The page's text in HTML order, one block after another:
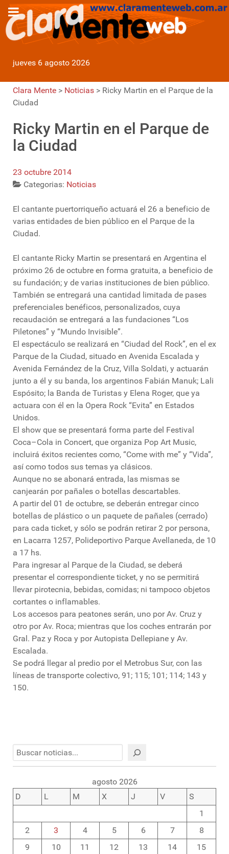
jueves 6 agosto 2026
Clara Mente > Noticias > Ricky Martin en el Parque de la
Ciudad
Ricky Martin en el Parque de
la Ciudad
23 octubre 2014
Categorias: Noticias
El cantante puertorriqueño actuará el 26 a beneficio de
varias entidades de bien público en el Parque de la
Ciudad.
El cantante Ricky Martin se presentará en Argentina el
próximo 26 de octubre en forma gratuita, a beneficio de
su fundación; y de varias instituciones de bien público.
También se entregará una cantidad limitada de pases
preferenciales benéficos, personalizados, cuya
recaudación se entregará a las fundaciones “Los
Piletones” y “Mundo Invisible”.
El espectáculo se realizará en “Ciudad del Rock”, en el ex
Parque de la Ciudad, situado en Avenida Escalada y
Avenida Fernández de la Cruz, Villa Soldati, y actuarán
junto a él y su banda, los argentinos Fabián Manuk; Lali
Espósito; la Banda de Turistas y Elena Roger, que ya
actuara con él en la Opera Rock “Evita” en Estados
Unidos.
El show que se presentará forma parte del Festival
Coca–Cola in Concert, que organiza Pop Art Music,
incluirá éxitos recientes como, “Come with me” y “Vida”,
así como todos sus temas ya clásicos.
Aunque no se abonará entrada, las mismas se
canjearán por pañales o botellas descartables.
A partir del 01 de octubre, se deberán entregar cinco
botellas de plástico o un paquete de pañales (cerrado)
para cada ticket, y sólo se podrán retirar 2 por persona,
en Lacarra 1257, Polideportivo Parque Avellaneda, de 10
a 17 hs.
Para ingresar al Parque de la Ciudad, se deberá
presentar el correspondiente ticket, y no se permitirá
llevar pirotecnia, bebidas, comidas; ni tampoco objetos
cortantes o inflamables.
Los accesos para peatones serán, uno por Av. Cruz y
otro por Av. Roca; mientras que los coches entrarán por
Gral. Paz y Roca y por Autopista Dellepiane y Av.
Escalada.
Se podrá llegar al predio por el Metrobus Sur, con las
líneas de transporte colectivo, 91; 115; 101; 114; 143 y
150.
Buscar
agosto 2026
D
L M X J V
S
1
2
3 4 5 6 7
8
9
10 11 12 13 14
15